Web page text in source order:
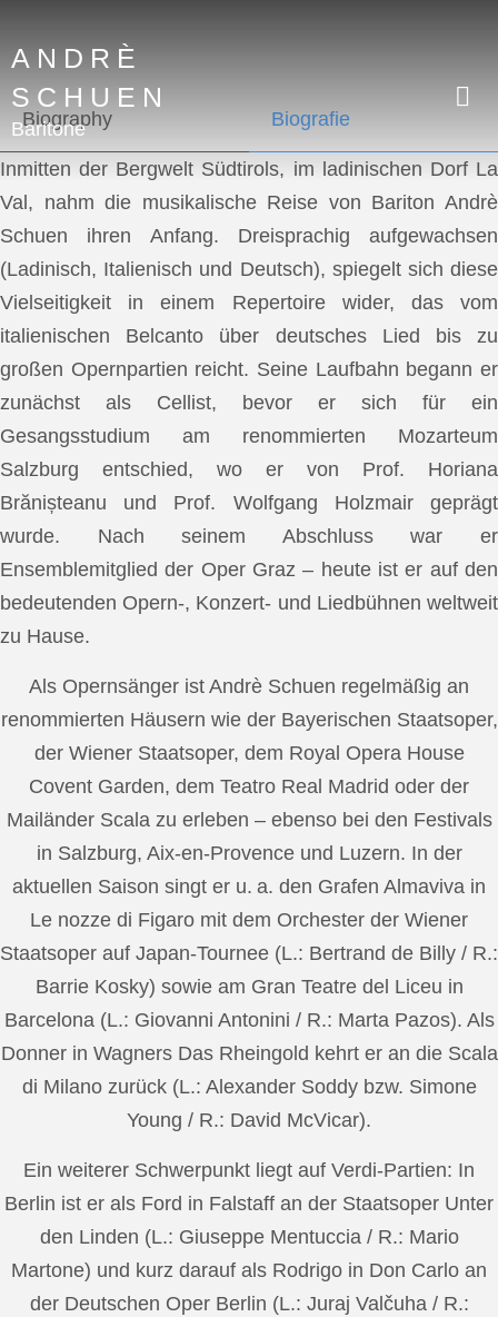
ANDRÈ
SCHUEN
Baritone
Biography Biografie
Inmitten der Bergwelt Südtirols, im ladinischen Dorf La
Val, nahm die musikalische Reise von Bariton Andrè
Schuen ihren Anfang. Dreisprachig aufgewachsen
(Ladinisch, Italienisch und Deutsch), spiegelt sich diese
Vielseitigkeit in einem Repertoire wider, das vom
italienischen Belcanto über deutsches Lied bis zu
großen Opernpartien reicht. Seine Laufbahn begann er
zunächst als Cellist, bevor er sich für ein
Gesangsstudium am renommierten Mozarteum
Salzburg entschied, wo er von Prof. Horiana
Brănișteanu und Prof. Wolfgang Holzmair geprägt
wurde. Nach seinem Abschluss war er
Ensemblemitglied der Oper Graz – heute ist er auf den
bedeutenden Opern-, Konzert- und Liedbühnen weltweit
zu Hause.
Als Opernsänger ist Andrè Schuen regelmäßig an
renommierten Häusern wie der Bayerischen Staatsoper,
der Wiener Staatsoper, dem Royal Opera House
Covent Garden, dem Teatro Real Madrid oder der
Mailänder Scala zu erleben – ebenso bei den Festivals
in Salzburg, Aix-en-Provence und Luzern. In der
aktuellen Saison singt er u. a. den Grafen Almaviva in
Le nozze di Figaro mit dem Orchester der Wiener
Staatsoper auf Japan-Tournee (L.: Bertrand de Billy / R.:
Barrie Kosky) sowie am Gran Teatre del Liceu in
Barcelona (L.: Giovanni Antonini / R.: Marta Pazos). Als
Donner in Wagners Das Rheingold kehrt er an die Scala
di Milano zurück (L.: Alexander Soddy bzw. Simone
Young / R.: David McVicar).
Ein weiterer Schwerpunkt liegt auf Verdi-Partien: In
Berlin ist er als Ford in Falstaff an der Staatsoper Unter
den Linden (L.: Giuseppe Mentuccia / R.: Mario
Martone) und kurz darauf als Rodrigo in Don Carlo an
der Deutschen Oper Berlin (L.: Juraj Valčuha / R.: